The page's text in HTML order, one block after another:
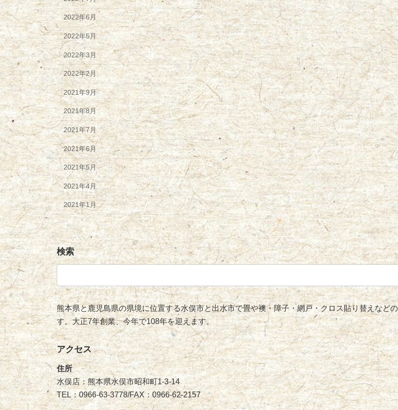
2022年6月
2022年5月
2022年3月
2022年2月
2021年9月
2021年8月
2021年7月
2021年6月
2021年5月
2021年4月
2021年1月
検索
熊本県と鹿児島県の県境に位置する水俣市と出水市で畳や襖・障子・網戸・クロス貼り替えなど
す。大正7年創業、今年で108年を迎えます。
アクセス
住所
水俣店：熊本県水俣市昭和町1-3-14
TEL：0966-63-3778/FAX：0966-62-2157